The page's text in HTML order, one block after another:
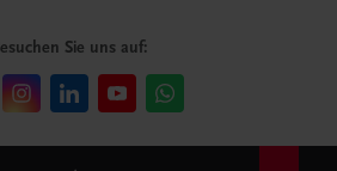
Sie uns auf: